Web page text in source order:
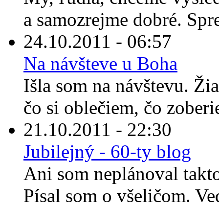
a samozrejme dobré.
24.10.2011 - 06:57
Na návšteve u Boha
Išla som na návštevu.
čo si oblečiem, čo
21.10.2011 - 22:30
Jubilejný - 60-ty blog
Ani som neplánoval
Písal som o všeličom.